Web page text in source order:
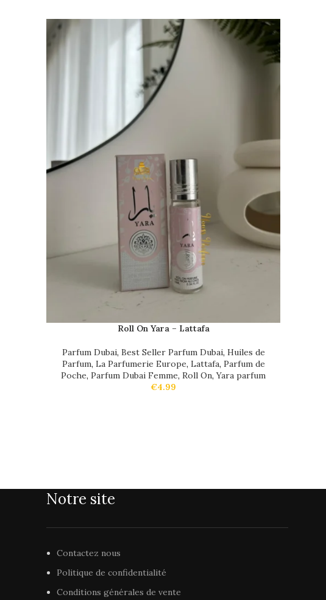
Roll On Yara – Lattafa
Parfum Dubai, Best Seller Parfum Dubai, Huiles de
Parfum, La Parfumerie Europe, Lattafa, Parfum de
Poche, Parfum Dubai Femme, Roll On,Yara parfum
€4.99
Notre site
Contactez nous
Politique de confidentialité
Conditions générales de vente